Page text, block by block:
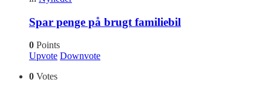
Spar penge på brugt familiebil
0 Points
Upvote Downvote
0 Votes